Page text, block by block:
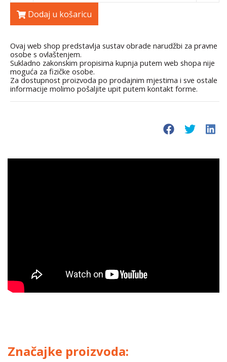
Dodaj u košaricu
Ovaj web shop predstavlja sustav obrade narudžbi za pravne
osobe s ovlaštenjem.
Sukladno zakonskim propisima kupnja putem web shopa nije
moguća za fizičke osobe.
Za dostupnost proizvoda po prodajnim mjestima i sve ostale
informacije molimo pošaljite upit putem kontakt forme.
Značajke proizvoda: